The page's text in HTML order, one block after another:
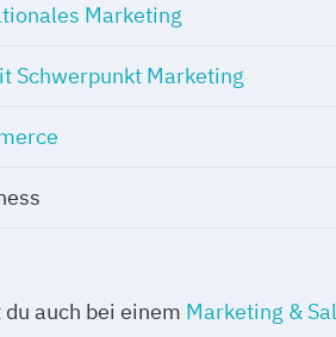
Marketing
Schwerpunkt Marketing
auch bei einem Marketing &